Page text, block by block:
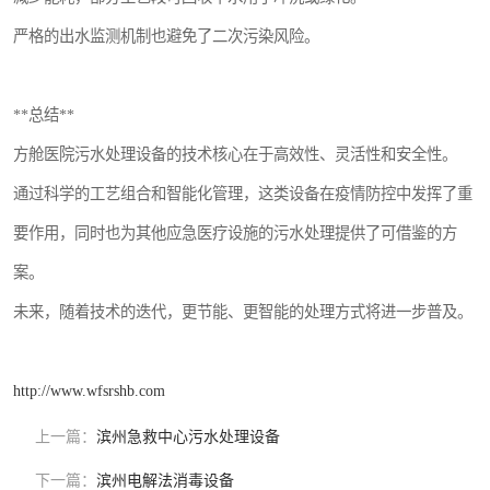
严格的出水监测机制也避免了二次污染风险。
**总结**
方舱医院污水处理设备的技术核心在于高效性、灵活性和安全性。
通过科学的工艺组合和智能化管理，这类设备在疫情防控中发挥了重
要作用，同时也为其他应急医疗设施的污水处理提供了可借鉴的方
案。
未来，随着技术的迭代，更节能、更智能的处理方式将进一步普及。
http://www.wfsrshb.com
上一篇： 滨州急救中心污水处理设备
下一篇： 滨州电解法消毒设备